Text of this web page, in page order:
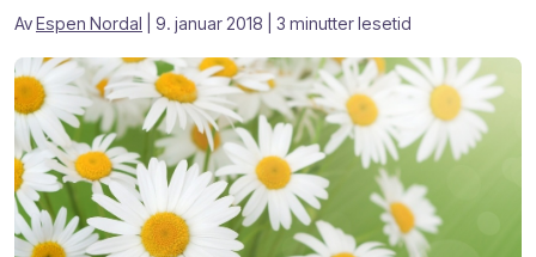
AvEspen Nordal | 9. januar 2018 | 3 minutter lesetid